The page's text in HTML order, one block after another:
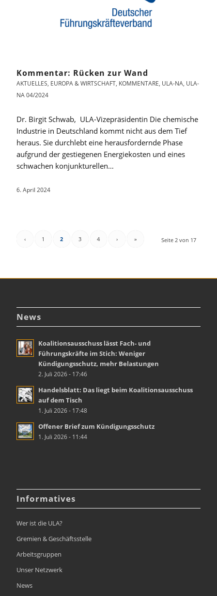
Kommentar: Rücken zur Wand
AKTUELLES, EUROPA & WIRTSCHAFT, KOMMENTARE, ULA-NA, ULA-
NA 04/2024
Dr. Birgit Schwab, ULA-Vizepräsidentin Die chemische
Industrie in Deutschland kommt nicht aus dem Tief
heraus. Sie durchlebt eine herausfordernde Phase
aufgrund der gestiegenen Energiekosten und eines
schwachen konjunkturellen…
6. April 2024
Seite 2 von 17
‹ 1 2 3 4 › »
News
Koalitionsausschuss lässt Fach- und
Führungskräfte im Stich: Weniger
Kündigungsschutz, mehr Belastungen
2. Juli 2026 - 17:46
Handelsblatt: Das liegt beim Koalitionsausschuss
auf dem Tisch
1. Juli 2026 - 17:48
Offener Brief zum Kündigungsschutz
1. Juli 2026 - 11:44
Informatives
Wer ist die ULA?
Gremien & Geschäftsstelle
Arbeitsgruppen
Unser Netzwerk
News